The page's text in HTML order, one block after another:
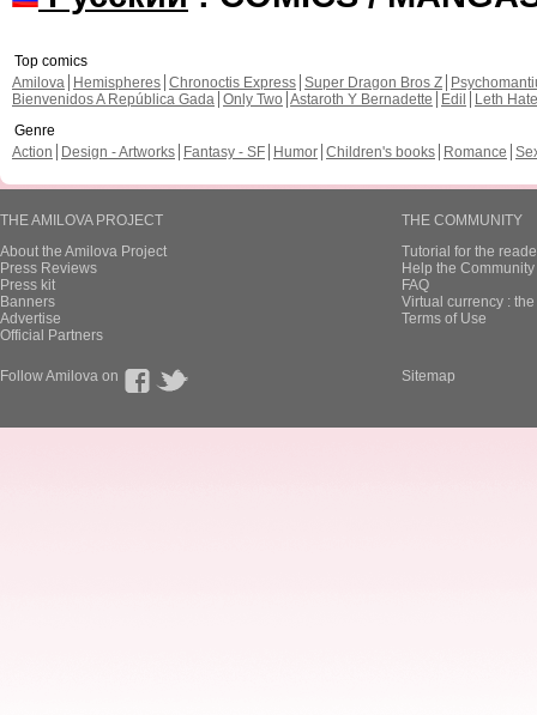
Top comics
Amilova
Hemispheres Chronoctis Express Super Dragon Bros Z
Bienvenidos A República Gada Only Two Astaroth Y Bernadette Edil
Leth Hate
Genre
Action
Design - Artworks Fantasy - SF Humor Children's books Romance
THE AMILOVA PROJECT
About the Amilova Project
Press Reviews
Press kit
Banners
Advertise
Official Partners
THE COMMUNITY
Tutorial for the
Help the
FAQ
Virtual currency :
Terms of Use
Follow Amilova on Sitemap